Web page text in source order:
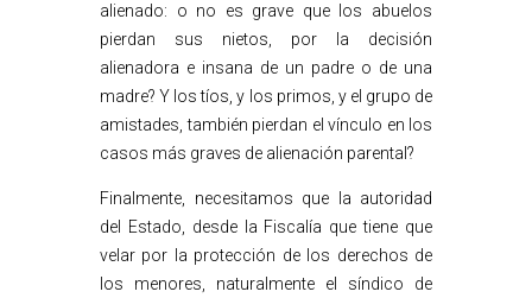
alienado: o no es grave que los abuelos
pierdan sus nietos, por la decisión
alienadora e insana de un padre o de una
madre? Y los tíos, y los primos, y el grupo de
amistades, también pierdan el vínculo en los
casos más graves de alienación parental?
Finalmente, necesitamos que la autoridad
del Estado, desde la Fiscalía que tiene que
velar por la protección de los derechos de
los menores, naturalmente el síndico de